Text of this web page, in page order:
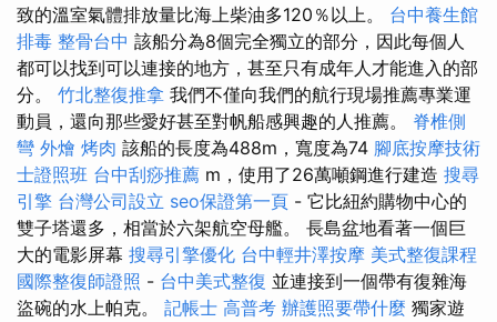
致的溫室氣體排放量比海上柴油多120％以上。 台中養生館
排毒 整骨台中 該船分為8個完全獨立的部分，因此每個人
都可以找到可以連接的地方，甚至只有成年人才能進入的部
分。 竹北整復推拿 我們不僅向我們的航行現場推薦專業運
動員，還向那些愛好甚至對帆船感興趣的人推薦。 脊椎側
彎 外燴 烤肉 該船的長度為488m，寬度為74 腳底按摩技術
士證照班 台中刮痧推薦 m，使用了26萬噸鋼進行建造 搜尋
引擎 台灣公司設立 seo保證第一頁 - 它比紐約購物中心的
雙子塔還多，相當於六架航空母艦。 長島盆地看著一個巨
大的電影屏幕 搜尋引擎優化 台中輕井澤按摩 美式整復課程
國際整復師證照 - 台中美式整復 並連接到一個帶有復雜海
盜碗的水上帕克。 記帳士 高普考 辦護照要帶什麼 獨家遊